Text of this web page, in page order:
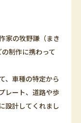
家の牧野謙（まき
制作に携わって
、車種の特定から
レート、道路や歩
設計してくれまし